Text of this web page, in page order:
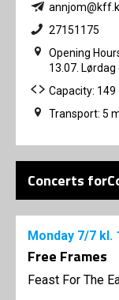
27151175
Opening
13.07. Lørdag
Capacity: 149
Transport: 5
Concerts
Monday 7/7 kl.
Free Frames
Feast For The